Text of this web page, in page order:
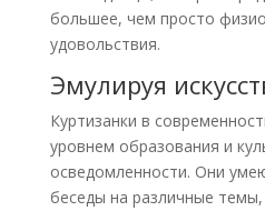
большее, чем просто
удовольствия.
Эмулируя
Куртизанки в
уровнем образования и
осведомленности. Они
беседы на различные